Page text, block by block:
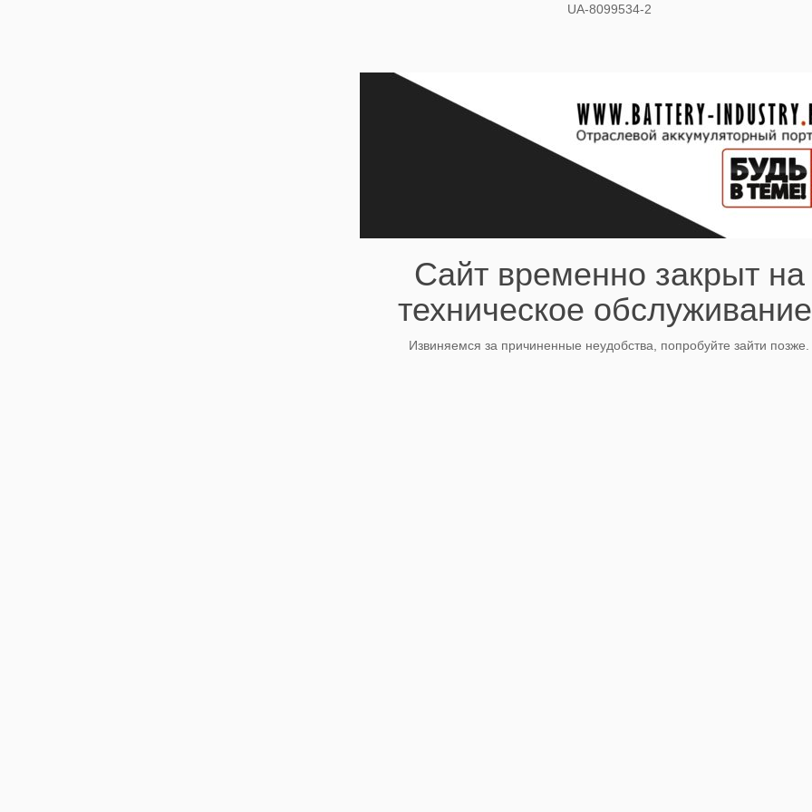
UA-8099534-2
Сайт временно закрыт на
техническое
Извиняемся за причиненные неудобства, попробуйте зайти позже.